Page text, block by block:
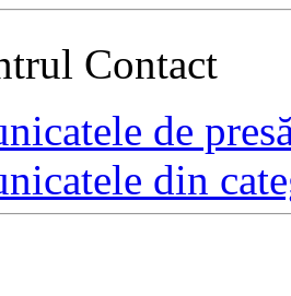
Contact
de
din